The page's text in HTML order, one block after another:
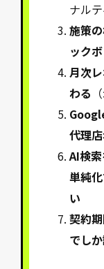
ナルテ
施策
ック
月次
わる
代理
AI検
単純
い
契約
でし